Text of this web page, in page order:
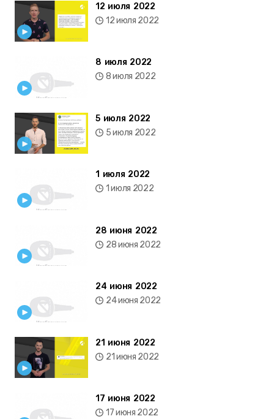
12 июля 2022
12 июля 2022
8 июля 2022
8 июля 2022
5 июля 2022
5 июля 2022
1 июля 2022
1 июля 2022
28 июня 2022
28 июня 2022
24 июня 2022
24 июня 2022
21 июня 2022
21 июня 2022
17 июня 2022
17 июня 2022